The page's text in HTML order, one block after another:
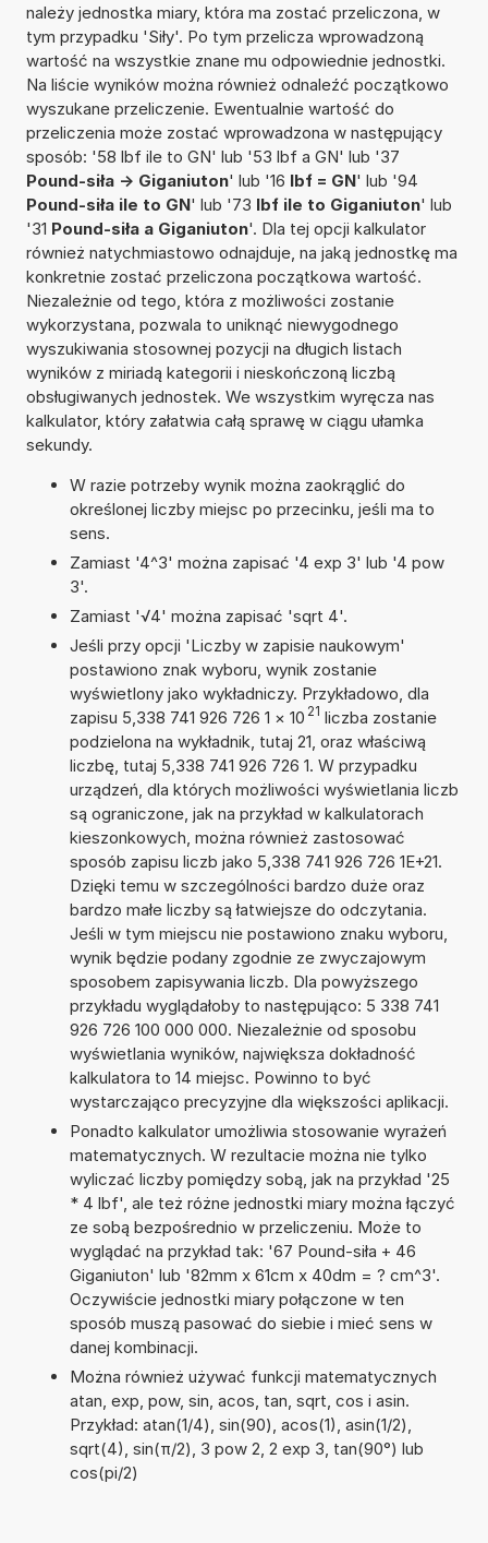
należy jednostka miary, która ma zostać przeliczona, w
tym przypadku 'Siły'. Po tym przelicza wprowadzoną
wartość na wszystkie znane mu odpowiednie jednostki.
Na liście wyników można również odnaleźć początkowo
wyszukane przeliczenie. Ewentualnie wartość do
przeliczenia może zostać wprowadzona w następujący
sposób: '58 lbf ile to GN' lub '53 lbf a GN' lub '37
Pound-siła -> Giganiuton' lub '16 lbf = GN' lub '94
Pound-siła ile to GN' lub '73 lbf ile to Giganiuton' lub
'31 Pound-siła a Giganiuton'. Dla tej opcji kalkulator
również natychmiastowo odnajduje, na jaką jednostkę ma
konkretnie zostać przeliczona początkowa wartość.
Niezależnie od tego, która z możliwości zostanie
wykorzystana, pozwala to uniknąć niewygodnego
wyszukiwania stosownej pozycji na długich listach
wyników z miriadą kategorii i nieskończoną liczbą
obsługiwanych jednostek. We wszystkim wyręcza nas
kalkulator, który załatwia całą sprawę w ciągu ułamka
sekundy.
W razie potrzeby wynik można zaokrąglić do
określonej liczby miejsc po przecinku, jeśli ma to
sens.
Zamiast '4^3' można zapisać '4 exp 3' lub '4 pow
3'.
Zamiast '√4' można zapisać 'sqrt 4'.
Jeśli przy opcji 'Liczby w zapisie naukowym'
postawiono znak wyboru, wynik zostanie
wyświetlony jako wykładniczy. Przykładowo, dla
zapisu 5,338 741 926 726 1 × 10 21 liczba zostanie
podzielona na wykładnik, tutaj 21, oraz właściwą
liczbę, tutaj 5,338 741 926 726 1. W przypadku
urządzeń, dla których możliwości wyświetlania liczb
są ograniczone, jak na przykład w kalkulatorach
kieszonkowych, można również zastosować
sposób zapisu liczb jako 5,338 741 926 726 1E+21.
Dzięki temu w szczególności bardzo duże oraz
bardzo małe liczby są łatwiejsze do odczytania.
Jeśli w tym miejscu nie postawiono znaku wyboru,
wynik będzie podany zgodnie ze zwyczajowym
sposobem zapisywania liczb. Dla powyższego
przykładu wyglądałoby to następująco: 5 338 741
926 726 100 000 000. Niezależnie od sposobu
wyświetlania wyników, największa dokładność
kalkulatora to 14 miejsc. Powinno to być
wystarczająco precyzyjne dla większości aplikacji.
Ponadto kalkulator umożliwia stosowanie wyrażeń
matematycznych. W rezultacie można nie tylko
wyliczać liczby pomiędzy sobą, jak na przykład '25
* 4 lbf', ale też różne jednostki miary można łączyć
ze sobą bezpośrednio w przeliczeniu. Może to
wyglądać na przykład tak: '67 Pound-siła + 46
Giganiuton' lub '82mm x 61cm x 40dm = ? cm^3'.
Oczywiście jednostki miary połączone w ten
sposób muszą pasować do siebie i mieć sens w
danej kombinacji.
Można również używać funkcji matematycznych
atan, exp, pow, sin, acos, tan, sqrt, cos i asin.
Przykład: atan(1/4), sin(90), acos(1), asin(1/2),
sqrt(4), sin(π/2), 3 pow 2, 2 exp 3, tan(90°) lub
cos(pi/2)